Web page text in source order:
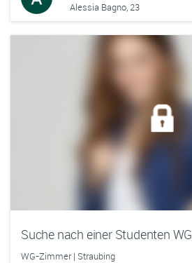
Alessia Bagno, 23
Suche nach einer Studenten WG
WG-Zimmer | Straubing